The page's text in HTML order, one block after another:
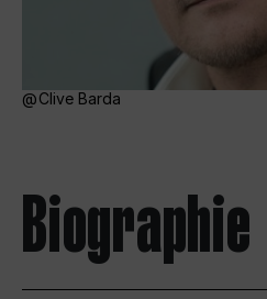
Clive Barda
Biographie